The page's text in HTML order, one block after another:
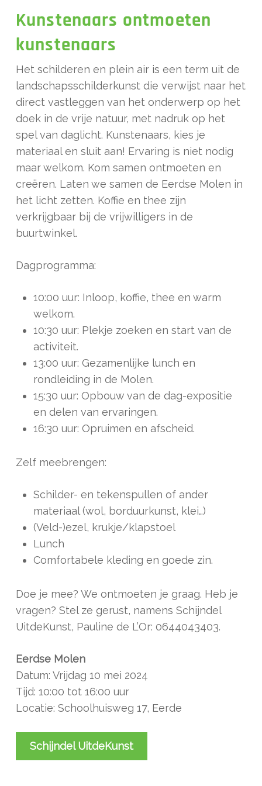
Kunstenaars ontmoeten
kunstenaars
Het schilderen en plein air is een term uit de
landschapsschilderkunst die verwijst naar het
direct vastleggen van het onderwerp op het
doek in de vrije natuur, met nadruk op het
spel van daglicht. Kunstenaars, kies je
materiaal en sluit aan! Ervaring is niet nodig
maar welkom. Kom samen ontmoeten en
creëren. Laten we samen de Eerdse Molen in
het licht zetten. Koffie en thee zijn
verkrijgbaar bij de vrijwilligers in de
buurtwinkel.
Dagprogramma:
10:00 uur: Inloop, koffie, thee en warm
welkom.
10:30 uur: Plekje zoeken en start van de
activiteit.
13:00 uur: Gezamenlijke lunch en
rondleiding in de Molen.
15:30 uur: Opbouw van de dag-expositie
en delen van ervaringen.
16:30 uur: Opruimen en afscheid.
Zelf meebrengen:
Schilder- en tekenspullen of ander
materiaal (wol, borduurkunst, klei…)
(Veld-)ezel, krukje/klapstoel
Lunch
Comfortabele kleding en goede zin.
Doe je mee? We ontmoeten je graag. Heb je
vragen? Stel ze gerust, namens Schijndel
UitdeKunst, Pauline de L’Or: 0644043403.
Eerdse Molen
Datum: Vrijdag 10 mei 2024
Tijd: 10:00 tot 16:00 uur
Locatie: Schoolhuisweg 17, Eerde
Schijndel UitdeKunst